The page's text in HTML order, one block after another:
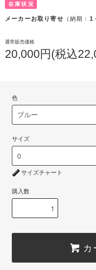
在庫状況
メーカーお取り寄せ （納期： 1
通常販売価格
20,000円(税込
色
サイズ
サイズチャート
購入数
カ